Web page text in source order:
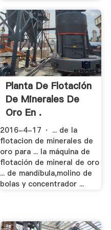
Planta De Flotación
De Minerales De
Oro En .
2016-4-17 · ... de la
flotacion de minerales de
oro para ... la máquina de
flotación de mineral de oro
... de mandíbula,molino de
bolas y concentrador ...